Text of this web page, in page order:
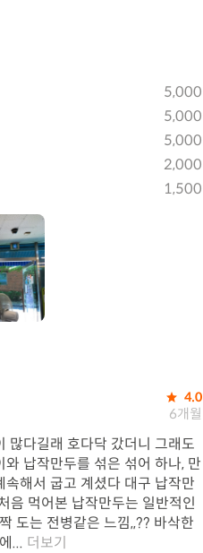
5,000
5,000
5,000
2,000
1,500
4.0
6개월
많다길래 호다닥 갔더니 그래도
납작만두를 섞은 섞어 하나, 만
해서 굽고 계셨다 대구 납작만
음 먹어본 납작만두는 일반적인
도는 전병같은 느낌,,?? 바삭한
... 더보기